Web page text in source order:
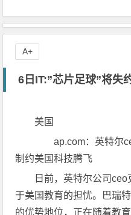
6日IT:”芯片足球”将失
美国
ap.com：英特尔
制约美国科技腾飞
日前，英特尔公司
于美国教育的担忧。巴瑞
的优势地位，正在随着教
A+